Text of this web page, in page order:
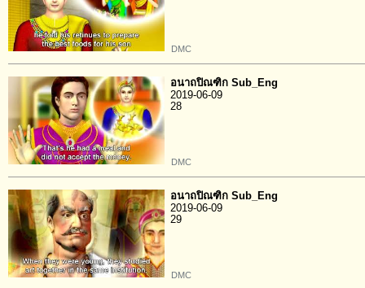
DMC
อนาถปิณฑิก Sub_Eng
2019-06-09
28
DMC
อนาถปิณฑิก Sub_Eng
2019-06-09
29
DMC